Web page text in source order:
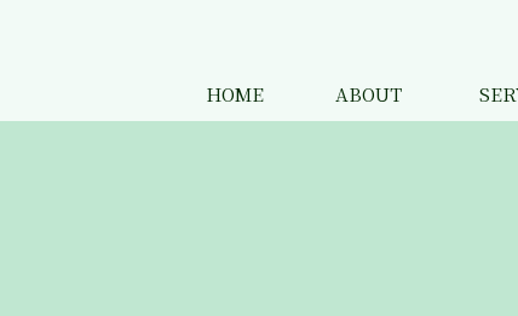
HOME ABOUT